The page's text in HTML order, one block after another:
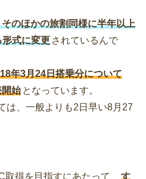
のほかの旅割同様に半年以上
式に変更 されているんで
年3月24日搭乗分について
始 となっています。
は、一般よりも2日早い8月27
得を目指すにあたって、
す